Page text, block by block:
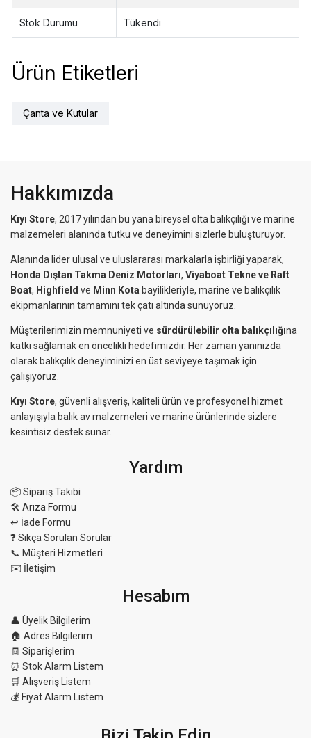
Stok Durumu Tükendi
Ürün Etiketleri
Çanta ve Kutular
Hakkımızda
Kıyı Store, 2017 yılından bu yana bireysel olta balıkçılığı ve marine
malzemeleri alanında tutku ve deneyimini sizlerle buluşturuyor.
Alanında lider ulusal ve uluslararası markalarla işbirliği yaparak,
Honda Dıştan Takma Deniz Motorları, Viyaboat Tekne ve Raft
Boat, Highfield ve Minn Kota bayilikleriyle, marine ve balıkçılık
ekipmanlarının tamamını tek çatı altında sunuyoruz.
Müşterilerimizin memnuniyeti ve sürdürülebilir olta balıkçılığına
katkı sağlamak en öncelikli hedefimizdir. Her zaman yanınızda
olarak balıkçılık deneyiminizi en üst seviyeye taşımak için
çalışıyoruz.
Kıyı Store, güvenli alışveriş, kaliteli ürün ve profesyonel hizmet
anlayışıyla balık av malzemeleri ve marine ürünlerinde sizlere
kesintisiz destek sunar.
Yardım
📦 Sipariş Takibi
🛠 Arıza Formu
↩️ İade Formu
❓ Sıkça Sorulan Sorular
📞 Müşteri Hizmetleri
✉️ İletişim
Hesabım
👤 Üyelik Bilgilerim
🏠 Adres Bilgilerim
🧾 Siparişlerim
⏰ Stok Alarm Listem
🛒 Alışveriş Listem
💰 Fiyat Alarm Listem